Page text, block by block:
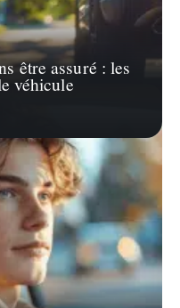
être assuré : les
véhicule